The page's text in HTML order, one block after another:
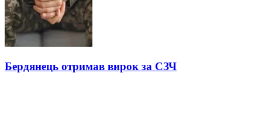
Бердянець отримав вирок за СЗЧ